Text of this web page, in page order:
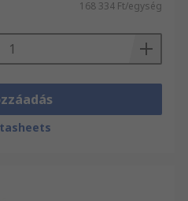
168 334 Ft/egység